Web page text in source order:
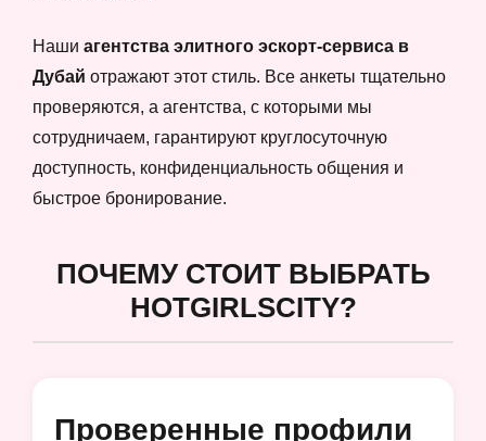
Наши агентства элитного эскорт-сервиса в
Дубай отражают этот стиль. Все анкеты тщательно
проверяются, а агентства, с которыми мы
сотрудничаем, гарантируют круглосуточную
доступность, конфиденциальность общения и
быстрое бронирование.
ПОЧЕМУ СТОИТ ВЫБРАТЬ
HOTGIRLSCITY?
Проверенные профили